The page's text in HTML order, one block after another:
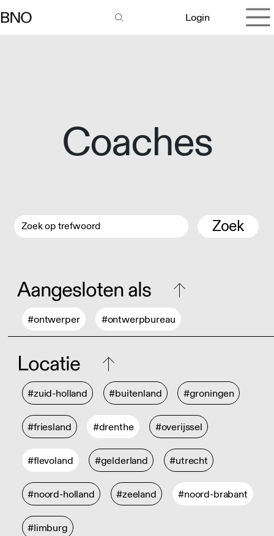
Login
Coaches
Zoek
Aangesloten als
#ontwerper #ontwerpbureau
Locatie
#zuid-holland #buitenland #groningen
#friesland #drenthe #overijssel
#flevoland #gelderland #utrecht
#noord-holland #zeeland #noord-brabant
#limburg